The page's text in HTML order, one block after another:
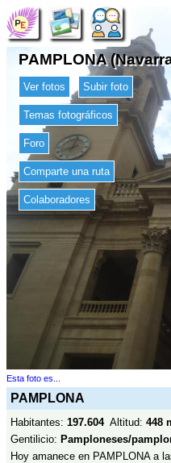
PAMPLONA
Ver fotos Subir foto
Temas fotográficos
Foro
Comparte una ruta
Colaboradores
Esta foto es...
PAMPLONA
Habitantes: 197.604Altitud: 448
Gentilicio: Pamploneses/
Hoy amanece en PAMPLONA a